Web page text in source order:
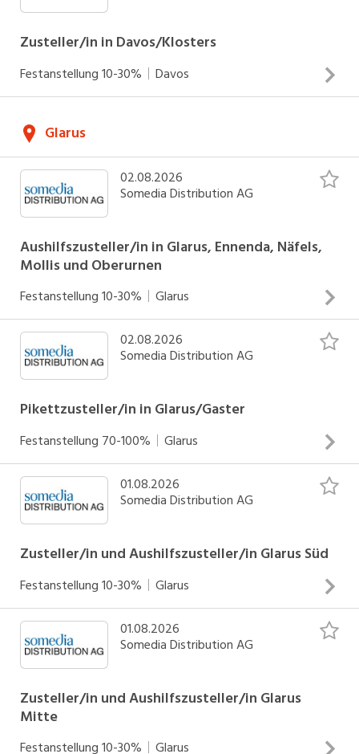
Zusteller/in in Davos/Klosters
Festanstellung10-30% Davos
an Werk- und Sonntagen Einsätze zwischen 04.00 - 06.30
Uhr (werktags) und 05.00 - 07.30 Uhr (sonntags)
INSERAT ANSEHEN
Glarus
02.08.2026
Somedia Distribution AG
Aushilfszusteller/in in Glarus, Ennenda, Näfels,
Mollis und Oberurnen
Festanstellung10-30% Glarus
Zustellung von Zeitungen und Werbedrucksachen Arbeiten
an Werktagen Einsätze zwischen 04.00 - 06.30 Uhr
02.08.2026
Somedia Distribution AG
Pikettzusteller/in in Glarus/Gaster
Festanstellung 70-100% Glarus
Zustellung von Zeitungen und Werbedrucksachen Arbeiten
an Werk- und Sonntagen Arbeitsbeginn zwischen 3.30 und
5.00 Uhr
INSERAT ANSEHEN
01.08.2026
Somedia Distribution AG
Zusteller/in und Aushilfszusteller/in Glarus Süd
Festanstellung10-30% Glarus
Zustellung von Zeitungen und Werbedrucksachen Arbeiten
an Werktagen Einsätze zwischen 04.00 - 06.30 Uhr
01.08.2026
Somedia Distribution AG
Zusteller/in und Aushilfszusteller/in Glarus
Mitte
Festanstellung10-30% Glarus